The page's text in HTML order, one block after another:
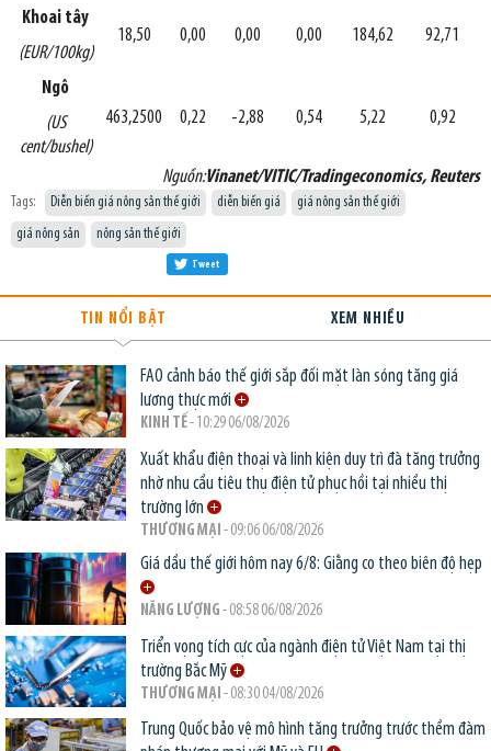
Khoai tây
(EUR/100kg)
18,50 0,00 0,00 0,00 184,62 92,71
Ngô
(US
cent/bushel)
463,2500 0,22 -2,88 0,54 5,22 0,92
Nguồn:Vinanet/VITIC/Tradingeconomics, Reuters
Tags: Diễn biến giá nông sản thế giới diễn biến giá
giá nông sản thế giới
giá nông sản
nông sản thế giới
Tweet
TIN NỔI BẬT XEM NHIỀU
FAO cảnh báo thế giới sắp đối mặt làn sóng tăng giá
lương thực mới
KINH TẾ- 10:29 06/08/2026
Xuất khẩu điện thoại và linh kiện duy trì đà tăng trưởng
nhờ nhu cầu tiêu thụ điện tử phục hồi tại nhiều thị
trường lớn
THƯƠNG MẠI - 09:06 06/08/2026
Giá dầu thế giới hôm nay 6/8: Giằng co theo biên độ hẹp
NĂNG LƯỢNG - 08:58 06/08/2026
Triển vọng tích cực của ngành điện tử Việt Nam tại thị
trường Bắc Mỹ
THƯƠNG MẠI - 08:30 04/08/2026
Trung Quốc bảo vệ mô hình tăng trưởng trước thềm đàm